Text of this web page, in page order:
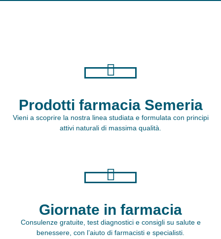
Prodotti farmacia Semeria
Vieni a scoprire la nostra linea studiata e formulata con principi
attivi naturali di massima qualità.
Giornate in farmacia
Consulenze gratuite, test diagnostici e consigli su salute e
benessere, con l’aiuto di farmacisti e specialisti.